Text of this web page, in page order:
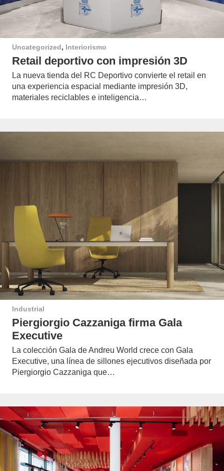
Uncategorized, Interiorismo
Retail deportivo con impresión 3D
La nueva tienda del RC Deportivo convierte el retail en
una experiencia espacial mediante impresión 3D,
materiales reciclables e inteligencia…
Industrial
Piergiorgio Cazzaniga firma Gala
Executive
La colección Gala de Andreu World crece con Gala
Executive, una línea de sillones ejecutivos diseñada por
Piergiorgio Cazzaniga que…